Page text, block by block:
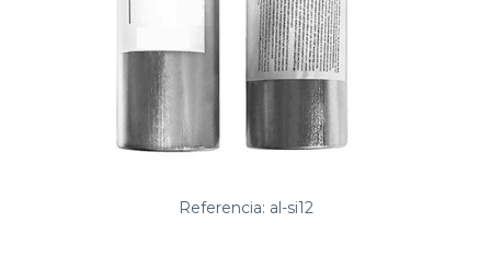
Referencia: al-si12